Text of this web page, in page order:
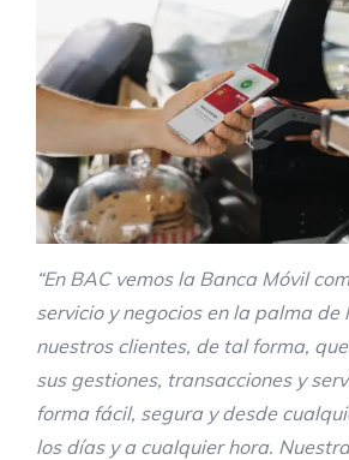
“En BAC vemos la Banca Móvil
servicio y negocios en la palma de
nuestros clientes, de tal forma,
sus gestiones, transacciones y
forma fácil, segura y desde
los días y a cualquier hora.